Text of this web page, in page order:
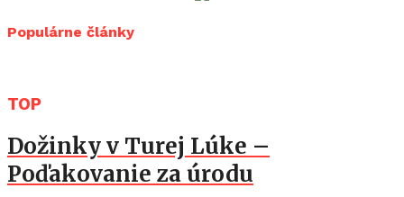
Populárne články
TOP
Dožinky v Turej Lúke –
Poďakovanie za úrodu